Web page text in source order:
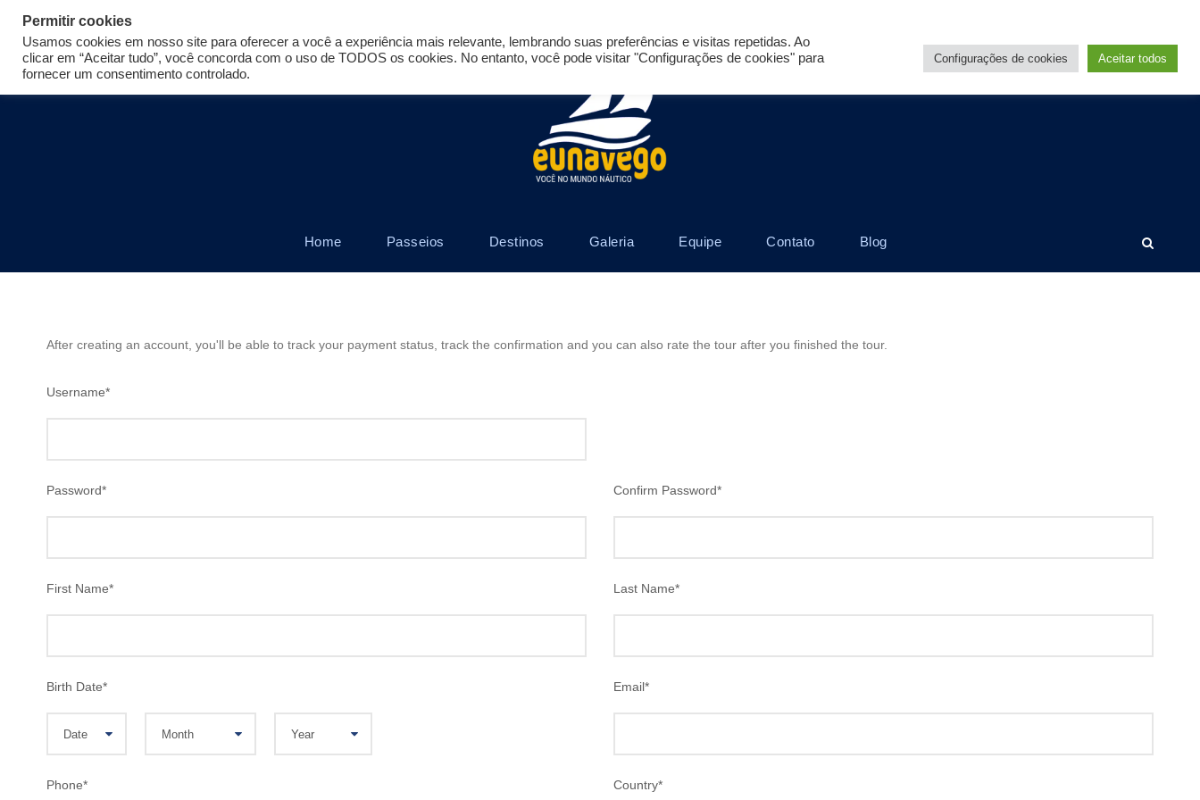
+55 11 99361-2108
Home Passeios Destinos Galeria Equipe Contato Blog
After creating an account, you'll be able to track your payment status, track the confirmation and you can also rate the tour after you finished the tour.
Username*
Password* Confirm Password*
First Name* Last Name*
Birth Date* Email*
Phone* Country*
Permitir cookies
Usamos cookies em nosso site para oferecer a você a experiência mais relevante, lembrando suas preferências e visitas repetidas. Ao
clicar em “Aceitar tudo”, você concorda com o uso de TODOS os cookies. No entanto, você pode visitar "Configurações de cookies" para
fornecer um consentimento controlado.
Configurações de cookies Aceitar todos